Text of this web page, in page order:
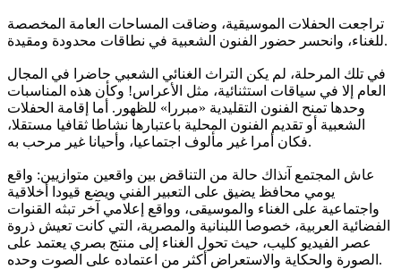
تراجعت الحفلات الموسيقية، وضاقت المساحات العامة المخصصة
للغناء، وانحسر حضور الفنون الشعبية في نطاقات محدودة ومقيدة.
في تلك المرحلة، لم يكن التراث الغنائي الشعبي حاضرا في المجال
العام إلا في سياقات استثنائية، مثل الأعراس! وكأن هذه المناسبات
وحدها تمنح الفنون التقليدية «مبررا» للظهور. أما إقامة الحفلات
الشعبية أو تقديم الفنون المحلية باعتبارها نشاطا ثقافيا مستقلا،
فكان أمرا غير مألوف اجتماعيا، وأحيانا غير مرحب به.
عاش المجتمع آنذاك حالة من التناقض بين واقعين متوازيين: واقع
يومي محافظ يضيق على التعبير الفني ويضع قيودا أخلاقية
واجتماعية على الغناء والموسيقى، وواقع إعلامي آخر تبثه القنوات
الفضائية العربية، خصوصا اللبنانية والمصرية، التي كانت تعيش ذروة
عصر الفيديو كليب، حيث تحول الغناء إلى منتج بصري يعتمد على
الصورة والحكاية والاستعراض أكثر من اعتماده على الصوت وحده.